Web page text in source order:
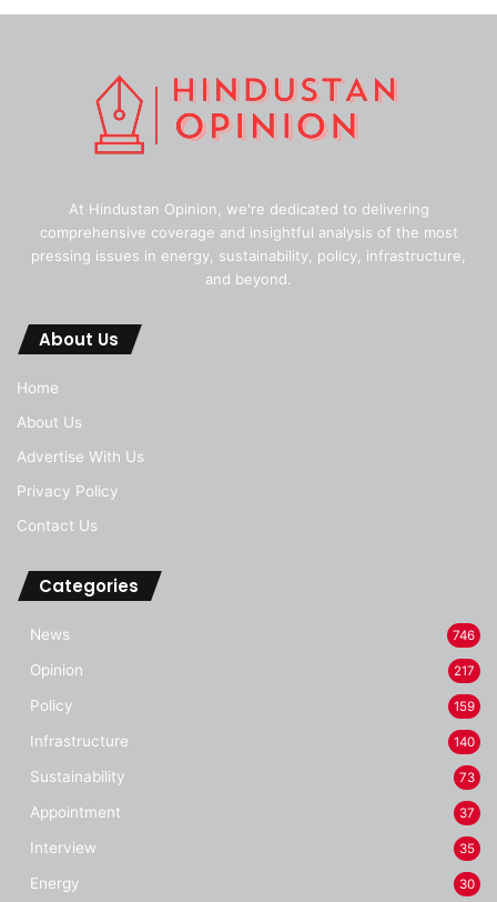
At Hindustan Opinion, we're dedicated to delivering
comprehensive coverage and insightful analysis of the most
pressing issues in energy, sustainability, policy, infrastructure,
and beyond.
About Us
Home
About Us
Advertise With Us
Privacy Policy
Contact Us
Categories
News 746
Opinion 217
Policy 159
Infrastructure 140
Sustainability 73
Appointment 37
Interview 35
Energy 30